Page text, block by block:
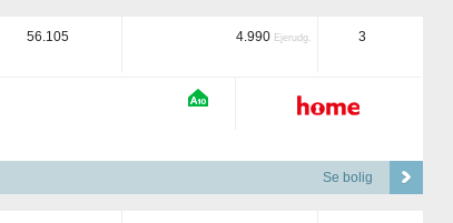
56.105 4.990 Ejerudg. 3
Se bolig